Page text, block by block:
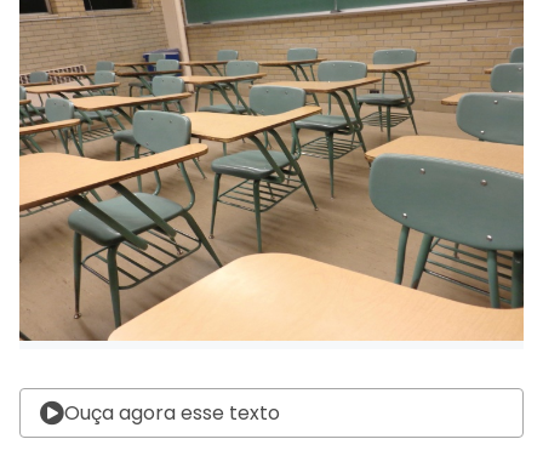
Ouça agora esse texto